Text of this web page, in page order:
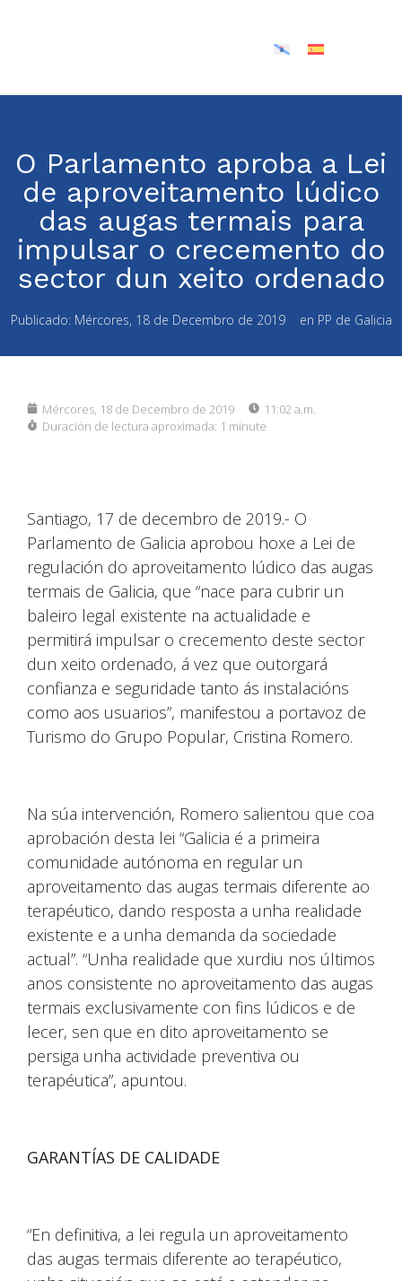
O Parlamento aproba a Lei
de aproveitamento lúdico
das augas termais para
impulsar o crecemento do
sector dun xeito ordenado
Publicado: Mércores, 18 de Decembro de 2019 en PP de Galicia
Mércores, 18 de Decembro de 2019
11:02 a.m.
Duración de lectura aproximada: 1 minute
Santiago, 17 de decembro de 2019.- O
Parlamento de Galicia aprobou hoxe a Lei de
regulación do aproveitamento lúdico das augas
termais de Galicia, que “nace para cubrir un
baleiro legal existente na actualidade e
permitirá impulsar o crecemento deste sector
dun xeito ordenado, á vez que outorgará
confianza e seguridade tanto ás instalacións
como aos usuarios”, manifestou a portavoz de
Turismo do Grupo Popular, Cristina Romero.
Na súa intervención, Romero salientou que coa
aprobación desta lei “Galicia é a primeira
comunidade autónoma en regular un
aproveitamento das augas termais diferente ao
terapéutico, dando resposta a unha realidade
existente e a unha demanda da sociedade
actual”. “Unha realidade que xurdiu nos últimos
anos consistente no aproveitamento das augas
termais exclusivamente con fins lúdicos e de
lecer, sen que en dito aproveitamento se
persiga unha actividade preventiva ou
terapéutica”, apuntou.
GARANTÍAS DE CALIDADE
“En definitiva, a lei regula un aproveitamento
das augas termais diferente ao terapéutico,